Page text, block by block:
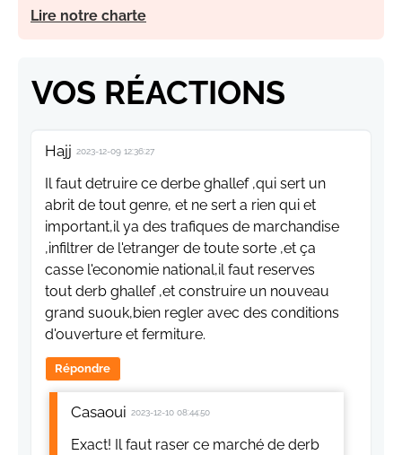
Lire notre charte
VOS RÉACTIONS
Hajj 2023-12-09 12:36:27
Il faut detruire ce derbe ghallef ,qui sert un
abrit de tout genre, et ne sert a rien qui et
important,il ya des trafiques de marchandise
,infiltrer de l'etranger de toute sorte ,et ça
casse l'economie national,il faut reserves
tout derb ghallef ,et construire un nouveau
grand suouk,bien regler avec des conditions
d'ouverture et fermiture.
Répondre
Casaoui 2023-12-10 08:44:50
Exact! Il faut raser ce marché de derb